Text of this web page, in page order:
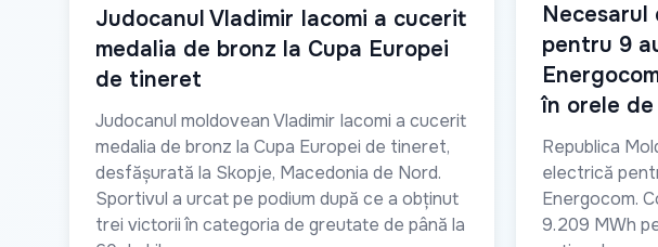
Judocanul Vladimir Iacomi a cucerit
medalia de bronz la Cupa Europei
de tineret
Judocanul moldovean Vladimir Iacomi a cucerit
medalia de bronz la Cupa Europei de tineret,
desfășurată la Skopje, Macedonia de Nord.
Sportivul a urcat pe podium după ce a obținut
trei victorii în categoria de greutate de până la
pentru 9
în orele
Republica
electrică
Energocom.
9.209 MWh